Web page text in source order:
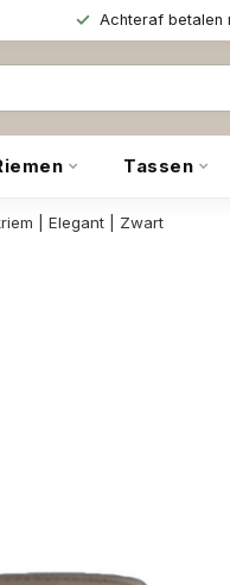
Achteraf betalen
Tassen
| Elegant | Zwart